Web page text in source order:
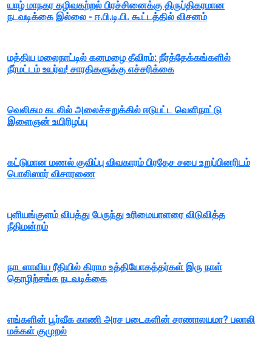
யாழ் மாநகர கழிவகற்றல் பிரச்சினைக்கு திருப்திகரமான
நடவடிக்கை இல்லை - ஈ.பி.டி.பி. கூட்டத்தில் விசனம்
மத்திய மலைநாட்டில் கனமழை தீவிரம்: நீர்த்தேக்கங்களில்
நீர்மட்டம் உயர்வு! சாரதிகளுக்கு எச்சரிக்கை
வெலிகம கடலில் அலைச்சறுக்கில் ஈடுபட்ட வெளிநாட்டு
இளைஞன் உயிரிழப்பு
கட்டுமான மணல் குவிப்பு விவகாரம் பிரதேச சபை உறுப்பினரிடம்
பொலிஸார் விசாரணை
புளியங்குளம் விபத்து பேருந்து உரிமையாளரை விடுவித்த
நீதிமன்றம்
நாடளாவிய ரீதியில் கிராம உத்தியோகத்தர்கள் இரு நாள்
தொழிற்சங்க நடவடிக்கை
எங்களின் பூர்வீக காணி அரச படைகளின் சரணாலயமா? பலாலி
மக்கள் குமுறல்